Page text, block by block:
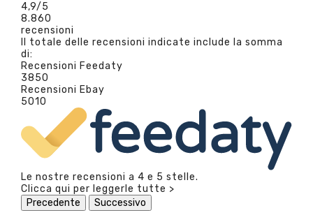
4,9/5
8.860
recensioni
Il totale delle recensioni indicate include la somma
di:
Recensioni Feedaty
3850
Recensioni Ebay
5010
Le nostre recensioni a 4 e 5 stelle.
Clicca qui per leggerle tutte >
Precedente
Successivo